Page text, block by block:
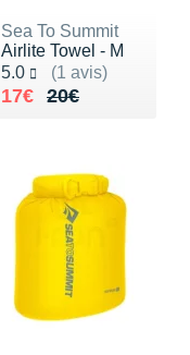
Sea To Summit
Airlite Towel - M
5.0
(1 avis)
Noté 5.0 sur 5
20€
Au lieu de 20€
17€
Vendu 17€